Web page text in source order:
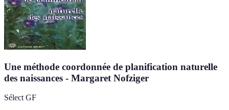
Une méthode coordonnée de planification naturelle
des naissances - Margaret Nofziger
Sélect GF